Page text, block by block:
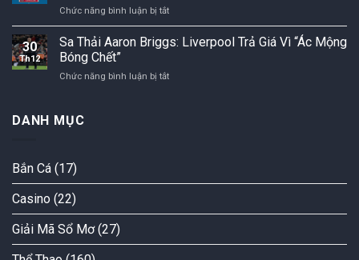
định
sốc
Định
Ứng
Viên
Tên
Việt
Nam:
Love
Chức năng bình luận bị tắtở
Luật
Việt
Đề
Đá
Chiều
30
Th12
Sa Thải Aaron Briggs: Liverpool Trả Giá Vì “Ác Mộng
Bóng Chết”
Chức năng bình luận bị tắtở
Vì
Mộng
DANH MỤC
Bắn Cá (17)
Casino (22)
Giải Mã Sổ Mơ(27)